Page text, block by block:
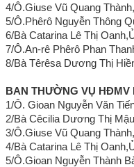
4/Ô.Giuse Vũ Quang
5/Ô.Phêrô Nguyễn Thông
6/Bà Catarina Lê Thị
7/Ô.An-rê Phêrô Phan
8/Bà Têrêsa Dương Thị
BAN THƯỜNG VỤ HĐMV
1/Ô. Gioan Nguyễn Văn
2/Bà Cêcilia Dương Thị
3/Ô.Giuse Vũ Quang
4/Bà Catarina Lê Thị
5/Ô.Gioan Nguyễn Thành